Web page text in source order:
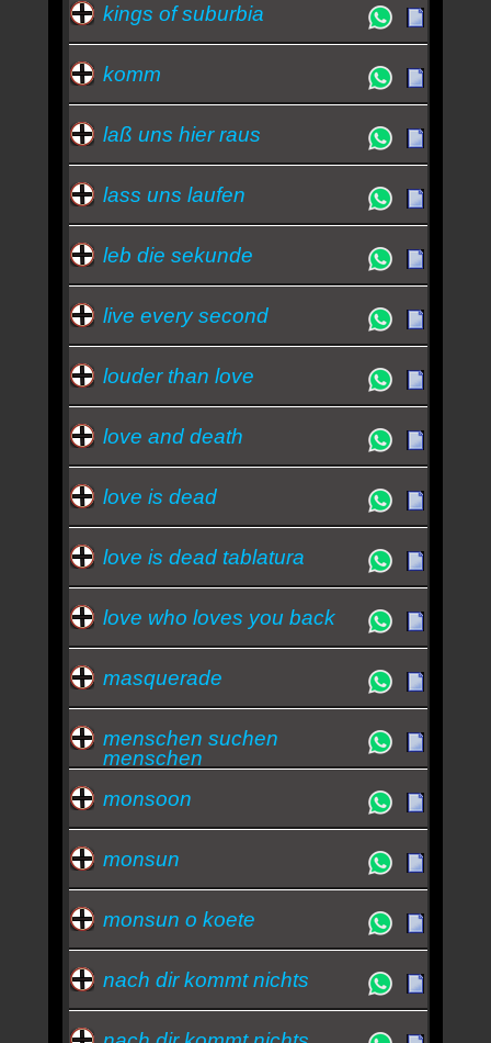
kings of suburbia
komm
laß uns hier raus
lass uns laufen
leb die sekunde
live every second
louder than love
love and death
love is dead
love is dead tablatura
love who loves you back
masquerade
menschen suchen
menschen
monsoon
monsun
monsun o koete
nach dir kommt nichts